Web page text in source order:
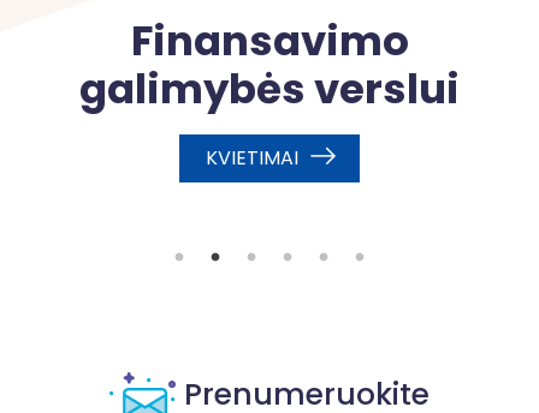
Finansavimo
galimybės verslui
KVIETIMAI
Prenumeruokite